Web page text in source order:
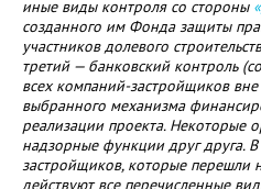
иные виды контроля со стороны
созданного им Фонда защиты
участников долевого
третий — банковский контроль
всех компаний-застройщиков вне
выбранного механизма
реализации проекта. Некоторые
надзорные функции друг друга.
застройщиков, которые перешли
действуют все перечисленные